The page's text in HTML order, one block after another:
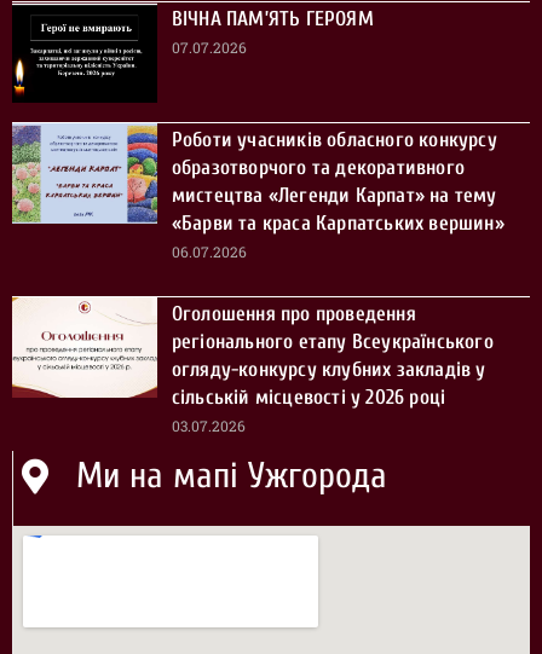
ВІЧНА ПАМ’ЯТЬ ГЕРОЯМ
07.07.2026
Роботи учасників обласного конкурсу
образотворчого та декоративного
мистецтва «Легенди Карпат» на тему
«Барви та краса Карпатських вершин»
06.07.2026
Оголошення про проведення
регіонального етапу Всеукраїнського
огляду-конкурсу клубних закладів у
сільській місцевості у 2026 році
03.07.2026
Ми на мапі Ужгорода